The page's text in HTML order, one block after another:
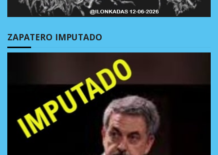
ZAPATERO IMPUTADO